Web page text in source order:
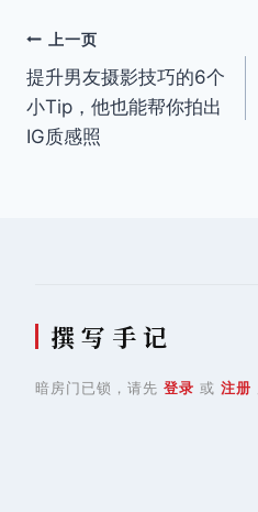
文
章
导
上一页
提升男友摄影技巧的6个
小Tip，他也能帮你拍出
IG质感照
撰 写 手 记
暗房门已锁，请先 登录 或 注册